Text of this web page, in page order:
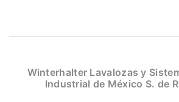
Winterhalter Lavalozas y
Industrial de México S. de